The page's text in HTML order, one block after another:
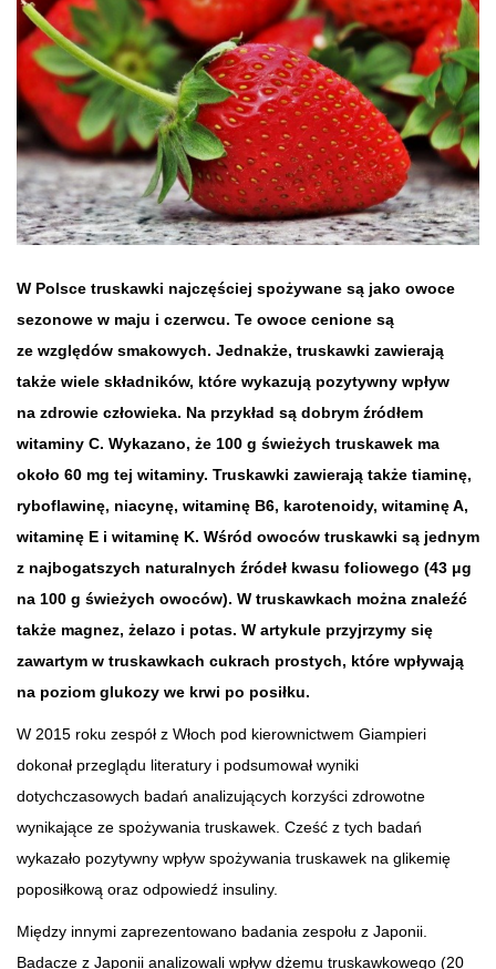
W Polsce truskawki najczęściej spożywane są jako owoce
sezonowe w maju i czerwcu. Te owoce cenione są
ze względów smakowych. Jednakże, truskawki zawierają
także wiele składników, które wykazują pozytywny wpływ
na zdrowie człowieka. Na przykład są dobrym źródłem
witaminy C. Wykazano, że 100 g świeżych truskawek ma
około 60 mg tej witaminy. Truskawki zawierają także tiaminę,
ryboflawinę, niacynę, witaminę B6, karotenoidy, witaminę A,
witaminę E i witaminę K. Wśród owoców truskawki są jednym
z najbogatszych naturalnych źródeł kwasu foliowego (43 μg
na 100 g świeżych owoców). W truskawkach można znaleźć
także magnez, żelazo i potas. W artykule przyjrzymy się
zawartym w truskawkach cukrach prostych, które wpływają
na poziom glukozy we krwi po posiłku.
W 2015 roku zespół z Włoch pod kierownictwem Giampieri
dokonał przeglądu literatury i podsumował wyniki
dotychczasowych badań analizujących korzyści zdrowotne
wynikające ze spożywania truskawek. Cześć z tych badań
wykazało pozytywny wpływ spożywania truskawek na glikemię
poposiłkową oraz odpowiedź insuliny.
Między innymi zaprezentowano badania zespołu z Japonii.
Badacze z Japonii analizowali wpływ dżemu truskawkowego (20